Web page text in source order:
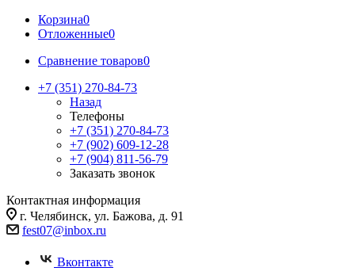
Корзина0
Отложенные0
Сравнение товаров0
+7 (351) 270-84-73
Назад
Телефоны
+7 (351) 270-84-73
+7 (902) 609-12-28
+7 (904) 811-56-79
Заказать звонок
Контактная информация
г. Челябинск, ул. Бажова, д. 91
fest07@inbox.ru
Вконтакте